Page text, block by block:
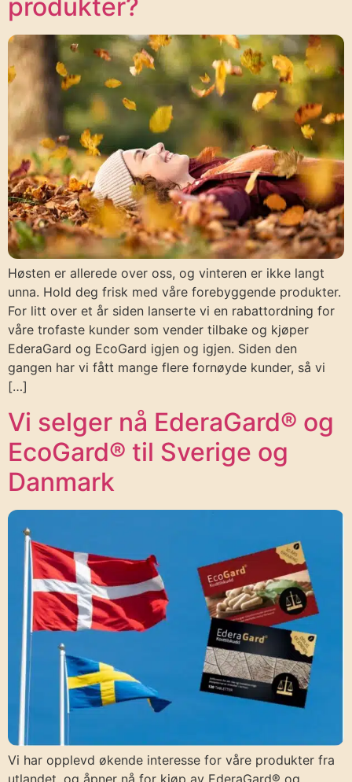
produkter?
Høsten er allerede over oss, og vinteren er ikke langt
unna. Hold deg frisk med våre forebyggende produkter.
For litt over et år siden lanserte vi en rabattordning for
våre trofaste kunder som vender tilbake og kjøper
EderaGard og EcoGard igjen og igjen. Siden den
gangen har vi fått mange flere fornøyde kunder, så vi
[…]
Vi selger nå EderaGard® og
EcoGard® til Sverige og
Danmark
Vi har opplevd økende interesse for våre produkter fra
utlandet, og åpner nå for kjøp av EderaGard® og